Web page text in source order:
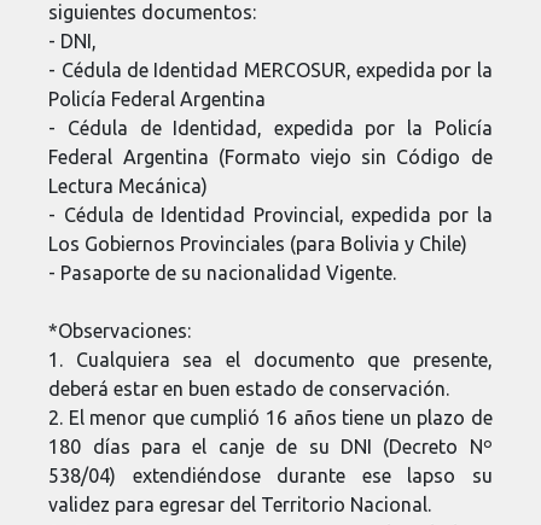
siguientes documentos:
- DNI,
- Cédula de Identidad MERCOSUR, expedida por la
Policía Federal Argentina
- Cédula de Identidad, expedida por la Policía
Federal Argentina (Formato viejo sin Código de
Lectura Mecánica)
- Cédula de Identidad Provincial, expedida por la
Los Gobiernos Provinciales (para Bolivia y Chile)
- Pasaporte de su nacionalidad Vigente.
*Observaciones:
1. Cualquiera sea el documento que presente,
deberá estar en buen estado de conservación.
2. El menor que cumplió 16 años tiene un plazo de
180 días para el canje de su DNI (Decreto Nº
538/04) extendiéndose durante ese lapso su
validez para egresar del Territorio Nacional.